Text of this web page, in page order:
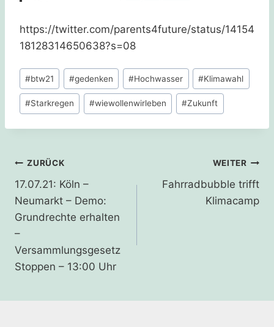
https://twitter.com/parents4future/status/14154
18128314650638?s=08
Schlagworte:
#btw21 #gedenken #Hochwasser #Klimawahl
#Starkregen #wiewollenwirleben #Zukunft
Beitragsnavigation
ZURÜCK
17.07.21: Köln –
Neumarkt – Demo:
Grundrechte erhalten
–
Versammlungsgesetz
Stoppen – 13:00 Uhr
WEITER
Fahrradbubble trifft
Klimacamp